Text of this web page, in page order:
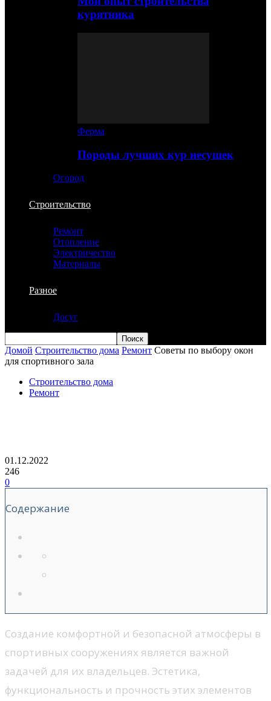
курятника
Ферма
Породы лучших кур несушек
Огород
Строительство
Ремонт
Отопление
Электричество
Материалы
Разное
Досуг
Домой Строительство дома Ремонт Советы по выбору окон
для спортивного зала
Строительство дома
Ремонт
01.12.2022
246
0
Содержание
Создание комфортной и безопасной атмосферы в
спортивных сооружениях является важной
задачей для их владельцев. Эстетика,
функциональность и прочность этих элементов